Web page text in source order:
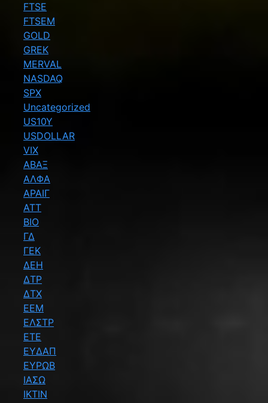
FTSE
FTSEM
GOLD
GREK
MERVAL
NASDAQ
SPX
Uncategorized
US10Y
USDOLLAR
VIX
ΑΒΑΞ
ΑΛΦΑ
ΑΡΑΙΓ
ΑΤΤ
ΒΙΟ
ΓΔ
ΓΕΚ
ΔΕΗ
ΔΤΡ
ΔΤΧ
ΕΕΜ
ΕΛΣΤΡ
ΕΤΕ
ΕΥΔΑΠ
ΕΥΡΩΒ
ΙΑΣΩ
ΙΚΤΙΝ